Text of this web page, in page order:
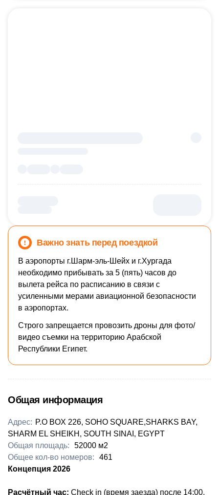
Важно знать перед поездкой
В аэропорты г.Шарм-эль-Шейх и г.Хургада
необходимо прибывать за 5 (пять) часов до
вылета рейса по расписанию в связи с
усиленными мерами авиационной безопасности
в аэропортах.
Строго запрещается провозить дроны для фото/
видео съемки на территорию Арабской
Республики Египет.
Общая информация
Адрес: P.O BOX 226, SOHO SQUARE,SHARKS BAY,
SHARM EL SHEIKH, SOUTH SINAI, EGYPT
Общая площадь:
52000 м2
Общее кол-во номеров:
461
Концепция 2026
Расчётный час: Check in (время заезда) после 14:00,